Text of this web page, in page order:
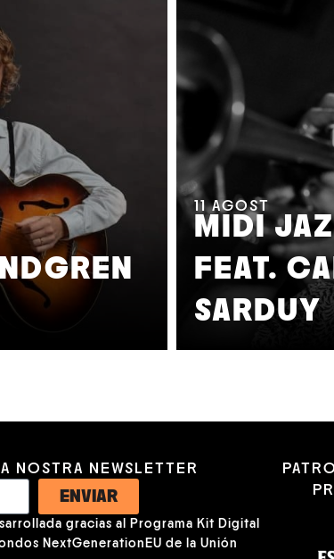
11 AGOST
MIDI
FEAT.
SARDUY
NOSTRA NEWSLETTER
ENVIAR
gracias al Programa Kit Digital
NextGenerationEU de la Unión